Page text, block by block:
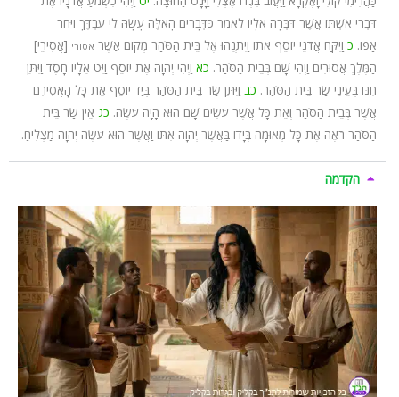
דִּבְרֵי אִשְׁתּוֹ אֲשֶׁר דִּבְּרָה אֵלָיו לֵאמֹר כַּדְּבָרִים הָאֵלֶּה עָשָׂהּ לִי עַבְדֶּךָ וַיִּחַר
אַפּוֹ. כ וַיִּקַּח אֲדֹנֵי יוֹסֵף אֹתוֹ וַיִּתְּנֵהוּ אֶל בֵּית הַסֹּהַר מְקוֹם אֲשֶׁר אסורי [אֲסִירֵי]
הַמֶּלֶךְ אֲסוּרִים וַיְהִי שָׁם בְּבֵית הַסֹּהַר. כא וַיְהִי יְהוָה אֶת יוֹסֵף וַיֵּט אֵלָיו חָסֶד וַיִּתֵּן
חִנּוֹ בְּעֵינֵי שַׂר בֵּית הַסֹּהַר. כב וַיִּתֵּן שַׂר בֵּית הַסֹּהַר בְּיַד יוֹסֵף אֵת כָּל הָאֲסִירִם
אֲשֶׁר בְּבֵית הַסֹּהַר וְאֵת כָּל אֲשֶׁר עֹשִׂים שָׁם הוּא הָיָה עֹשֶׂה. כג אֵין שַׂר בֵּית
הַסֹּהַר רֹאֶה אֶת כָּל מְאוּמָה בְּיָדוֹ בַּאֲשֶׁר יְהוָה אִתּוֹ וַאֲשֶׁר הוּא עֹשֶׂה יְהוָה מַצְלִיחַ.
הקדמה